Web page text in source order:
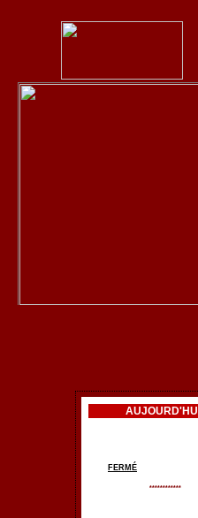
AUJOURD'HUI
FERMÉ
************